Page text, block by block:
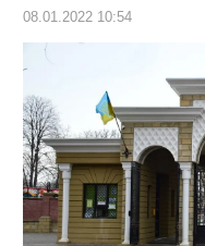
08.01.2022 10:54